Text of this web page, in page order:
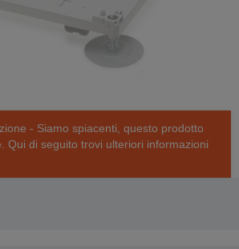
- Siamo spiacenti, questo prodotto
Qui di seguito trovi ulteriori informazioni